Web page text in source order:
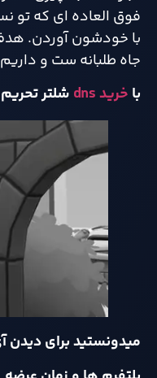
فوق‌ العاده‌ ای که تو
جاه‌ طلبانه‌ ست و
با خرید dns شلتر
میدونستید برای